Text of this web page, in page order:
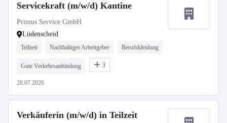
Servicekraft (m/w/d) Kantine
Primus Service GmbH
Lüdenscheid
Teilzeit Nachhaltiger Arbeitgeber Berufskleidung
Gute Verkehrsanbindung 3
28.07.2026
Verkäuferin (m/w/d) in Teilzeit